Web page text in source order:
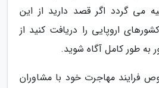
می گردد اگر قصد دارید از این
اروپایی را دریافت کنید از
به طور کامل آگاه شوید.
فرایند مهاجرت خود با مشاوران